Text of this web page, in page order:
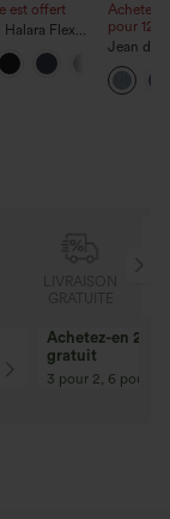
est offert
Halara Flex™
avec
Achetez-
pour
Jean
à
poches
12% de réduction
Pour toute
plus ! Code :